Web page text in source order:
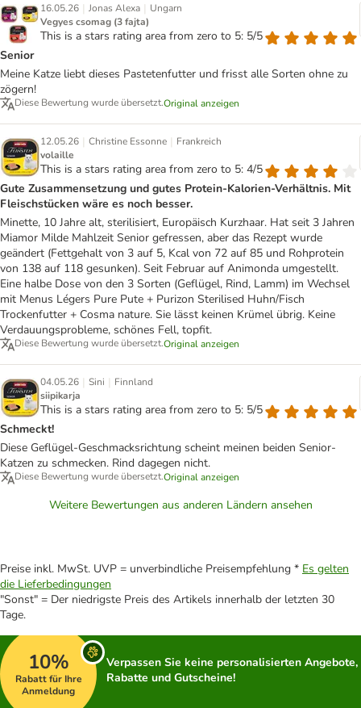
16.05.26 | Jonas Alexa | Ungarn
Vegyes csomag (3 fajta)
This is a stars rating area from zero to 5: 5/5
Senior
Meine Katze liebt dieses Pastetenfutter und frisst alle Sorten ohne zu
zögern!
Diese Bewertung wurde übersetzt.Original anzeigen
12.05.26 | Christine Essonne | Frankreich
volaille
This is a stars rating area from zero to 5: 4/5
Gute Zusammensetzung und gutes Protein-Kalorien-Verhältnis. Mit
Fleischstücken wäre es noch besser.
Minette, 10 Jahre alt, sterilisiert, Europäisch Kurzhaar. Hat seit 3 Jahren
Miamor Milde Mahlzeit Senior gefressen, aber das Rezept wurde
geändert (Fettgehalt von 3 auf 5, Kcal von 72 auf 85 und Rohprotein
von 138 auf 118 gesunken). Seit Februar auf Animonda umgestellt.
Eine halbe Dose von den 3 Sorten (Geflügel, Rind, Lamm) im Wechsel
mit Menus Légers Pure Pute + Purizon Sterilised Huhn/Fisch
Trockenfutter + Cosma nature. Sie lässt keinen Krümel übrig. Keine
Verdauungsprobleme, schönes Fell, topfit.
Diese Bewertung wurde übersetzt.Original anzeigen
04.05.26 | Sini | Finnland
siipikarja
This is a stars rating area from zero to 5: 5/5
Schmeckt!
Diese Geflügel-Geschmacksrichtung scheint meinen beiden Senior-
Katzen zu schmecken. Rind dagegen nicht.
Diese Bewertung wurde übersetzt.Original anzeigen
Weitere Bewertungen aus anderen Ländern ansehen
Preise inkl. MwSt. UVP = unverbindliche Preisempfehlung * Es gelten
die Lieferbedingungen
"Sonst" = Der niedrigste Preis des Artikels innerhalb der letzten 30
Tage.
10%
Rabatt für Ihre
Anmeldung
Verpassen Sie keine personalisierten Angebote,
Rabatte und Gutscheine!